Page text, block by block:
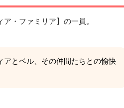
・ファミリア】の一員。
アとベル、その仲間たちとの愉快